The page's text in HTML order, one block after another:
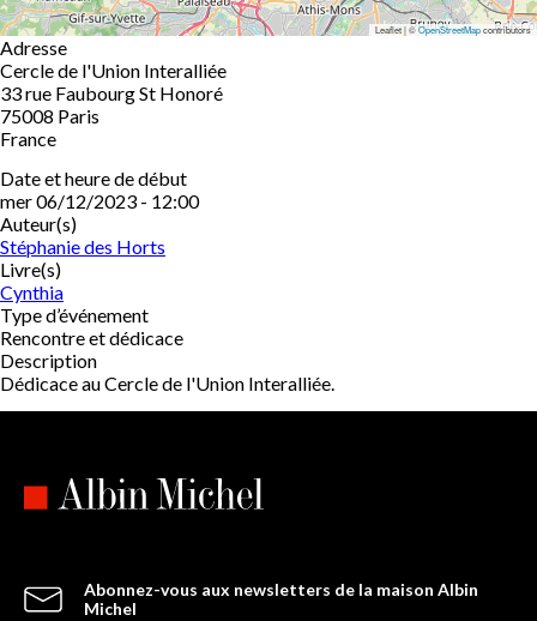
Leaflet | ©OpenStreetMapcontributors
Adresse
Cercle de l'Union Interalliée
33 rue Faubourg St Honoré
75008 Paris
France
Date et heure de début
mer 06/12/2023 - 12:00
Auteur(s)
Stéphanie des Horts
Livre(s)
Cynthia
Type d’événement
Rencontre et dédicace
Description
Dédicace au Cercle de l'Union Interalliée.
Abonnez-vous aux newsletters de la maison Albin
Michel